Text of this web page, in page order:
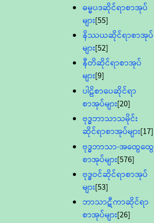
ဓမ္မပဒဆိုင်ရာစာအုပ်
များ[55]
နိဿယဆိုင်ရာစာအုပ်
များ[52]
နီတိဆိုင်ရာစာအုပ်
များ[9]
ပါဠိစာပေဆိုင်ရာ
စာအုပ်များ[20]
ဗုဒ္ဓဘာသာသမိုင်း
ဆိုင်ရာစာအုပ်များ[17]
ဗုဒ္ဓဘာသာ-အထွေထွေ
စာအုပ်များ[576]
ဗုဒ္ဓဝင်ဆိုင်ရာစာအုပ်
များ[53]
ဘာသာဋီကာဆိုင်ရာ
စာအုပ်များ[26]